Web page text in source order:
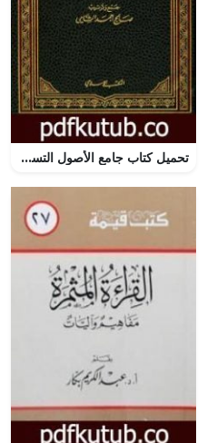
تحميل كتاب جامع الأصول التسعة من السنة المطهرة – الجزء الأول PDF تأليف صالح أحمد الشامي مجانا [كامل]